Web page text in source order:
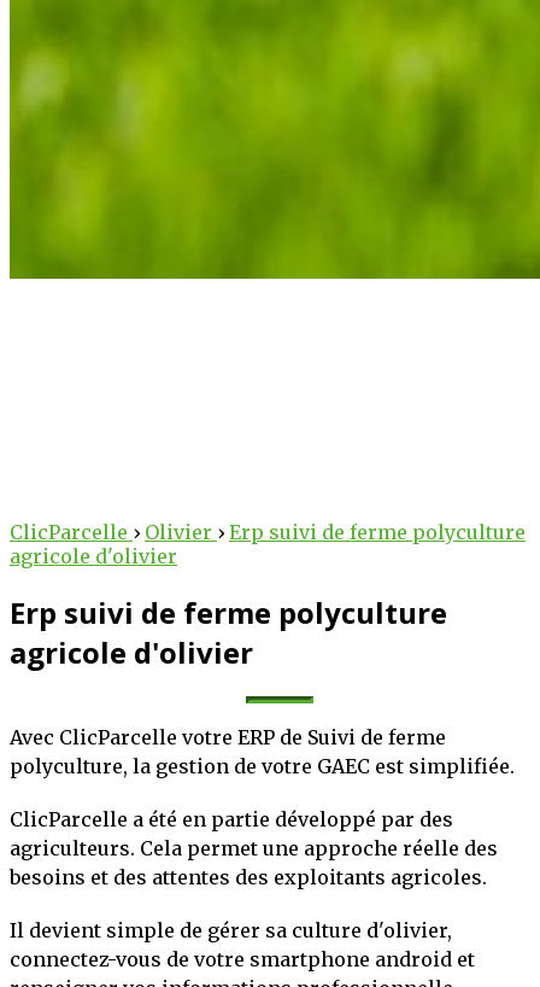
service des
!
des outils intelligents
au numérique.
nos solutions
et stratégique
potentiel
suivez vos
votre exploitation, le
S'INSCRIRE
ClicParcelle › Olivier › Erp suivi de ferme polyculture
agricole d'olivier
Erp suivi de ferme polyculture
agricole d'olivier
Avec ClicParcelle votre ERP de Suivi de ferme
polyculture, la gestion de votre GAEC est simplifiée.
ClicParcelle a été en partie développé par des
agriculteurs. Cela permet une approche réelle des
besoins et des attentes des exploitants agricoles.
Il devient simple de gérer sa culture d'olivier,
connectez-vous de votre smartphone android et